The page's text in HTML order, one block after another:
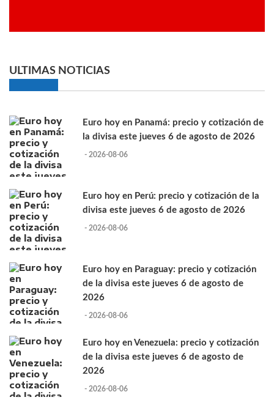
ULTIMAS NOTICIAS
Euro hoy en Panamá: precio y cotización de
la divisa este jueves 6 de agosto de 2026
- 2026-08-06
Euro hoy en Perú: precio y cotización de la
divisa este jueves 6 de agosto de 2026
- 2026-08-06
Euro hoy en Paraguay: precio y cotización
de la divisa este jueves 6 de agosto de
2026
- 2026-08-06
Euro hoy en Venezuela: precio y cotización
de la divisa este jueves 6 de agosto de
2026
- 2026-08-06